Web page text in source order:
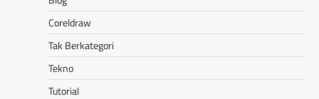
Coreldraw
Tak Berkategori
Tekno
Tutorial